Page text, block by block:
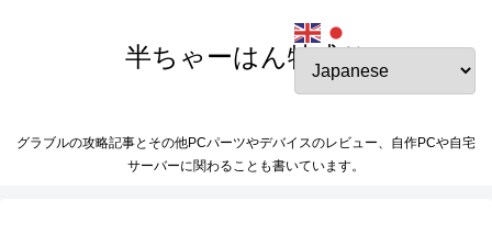
半ちゃーはん特盛り
グラブルの攻略記事とその他PCパーツやデバイスのレビュー、自作PCや自宅
サーバーに関わることも書いています。